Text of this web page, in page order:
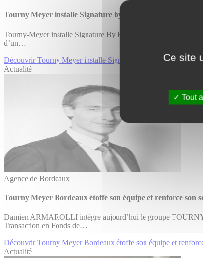
Ce site
Tout
Tourny Meyer installe Signature by Regus au sein du
Tourny-Meyer installe Signature By Regus à Bordeaux Paris,
d’un…
Découvrir Tourny Meyer installe Signature by Regus au sein
Actualité
Agence de Bordeaux
Tourny Meyer Bordeaux étoffe son équipe et renforce son
Damien ARMAROLLI intègre aujourd’hui le groupe
Transaction en Fonds de…
Découvrir Tourny Meyer Bordeaux étoffe son équipe et
Actualité